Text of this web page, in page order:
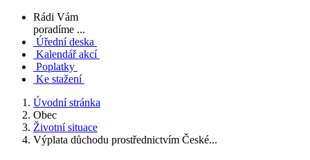
Rádi Vám
poradíme ...
Úřední deska
Kalendář akcí
Poplatky
Ke stažení
Úvodní stránka
Obec
Životní situace
Výplata důchodu prostřednictvím České...